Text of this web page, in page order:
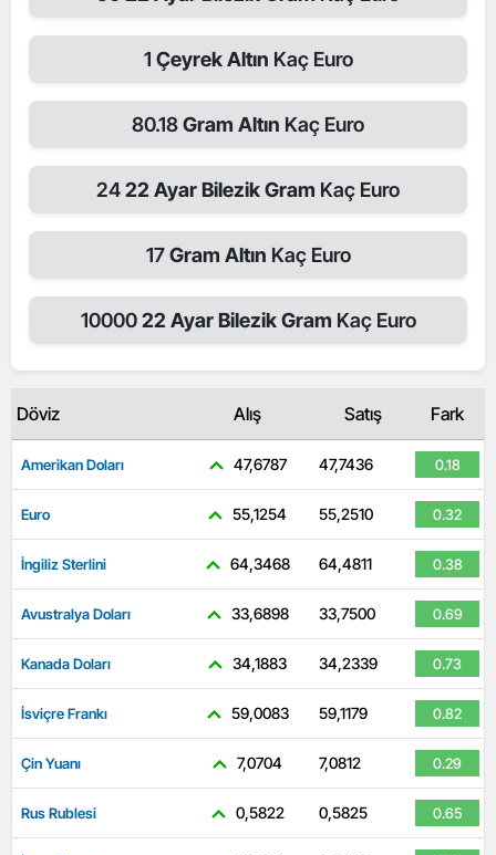
1 Çeyrek Altın Kaç Euro
80.18Gram Altın Kaç Euro
2422 Ayar Bilezik Gram Kaç Euro
17Gram Altın Kaç Euro
1000022 Ayar Bilezik Gram Kaç Euro
Döviz Alış Satış Fark
Amerikan Doları 47,6787 47,7436 0.18
Euro 55,1254 55,2510 0.32
İngiliz Sterlini 64,3468 64,4811 0.38
Avustralya Doları 33,6898 33,7500 0.69
Kanada Doları 34,1883 34,2339 0.73
İsviçre Frankı 59,0083 59,1179 0.82
Çin Yuanı 7,0704 7,0812 0.29
Rus Rublesi 0,5822 0,5825 0.65